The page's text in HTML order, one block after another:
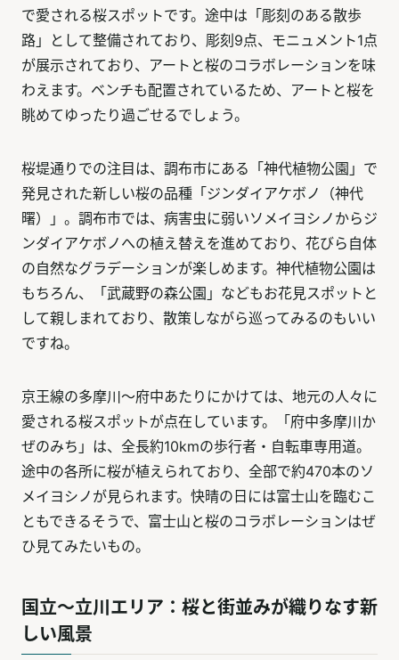
で愛される桜スポットです。途中は「彫刻のある散歩
路」として整備されており、彫刻9点、モニュメント1点
が展示されており、アートと桜のコラボレーションを味
わえます。ベンチも配置されているため、アートと桜を
眺めてゆったり過ごせるでしょう。
桜堤通りでの注目は、調布市にある「神代植物公園」で
発見された新しい桜の品種「ジンダイアケボノ（神代
曙）」。調布市では、病害虫に弱いソメイヨシノからジ
ンダイアケボノへの植え替えを進めており、花びら自体
の自然なグラデーションが楽しめます。神代植物公園は
もちろん、「武蔵野の森公園」などもお花見スポットと
して親しまれており、散策しながら巡ってみるのもいい
ですね。
京王線の多摩川〜府中あたりにかけては、地元の人々に
愛される桜スポットが点在しています。「府中多摩川か
ぜのみち」は、全長約10kmの歩行者・自転車専用道。
途中の各所に桜が植えられており、全部で約470本のソ
メイヨシノが見られます。快晴の日には富士山を臨むこ
ともできるそうで、富士山と桜のコラボレーションはぜ
ひ見てみたいもの。
国立〜立川エリア：桜と街並みが織りなす新
しい風景